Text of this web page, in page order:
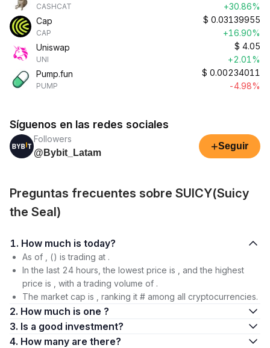
CASHCAT
+30.86%
Cap
CAP
$ 0.03139955
+16.90%
Uniswap
UNI
$ 4.05
+2.01%
Pump.fun
PUMP
$ 0.00234011
-4.98%
Síguenos en las redes sociales
Followers
@Bybit_Latam
+Seguir
Preguntas frecuentes sobre SUICY(Suicy
the Seal)
1. How much is today?
As of , () is trading at .
In the last 24 hours, the lowest price is , and the highest
price is , with a trading volume of .
The market cap is , ranking it # among all cryptocurrencies.
2. How much is one ?
3. Is a good investment?
4. How many are there?